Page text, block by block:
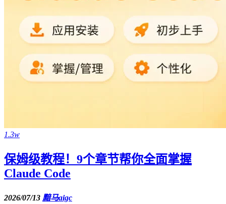
1.3w
保姆级教程！9个章节帮你全面掌握
Claude Code
2026/07/13 黯马aigc